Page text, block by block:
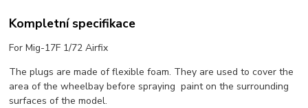
Kompletní specifikace
For Mig-17F 1/72 Airfix
The plugs are made of flexible foam. They are used to cover the
area of the wheelbay before spraying paint on the surrounding
surfaces of the model.